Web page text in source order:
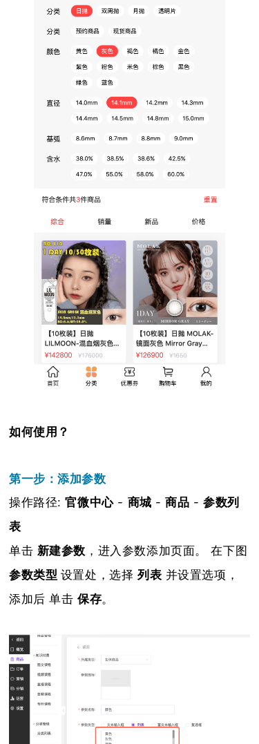
如何使用？
第一步：添加参数
操作路径:官微中心- 商城 -商品 -参数列
表
单击 新建参数 ，进入参数添加页面。 在下图
参数类型 设置处，选择 列表 并设置选项，
添加后 单击保存。